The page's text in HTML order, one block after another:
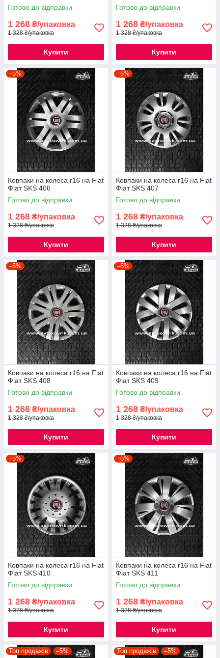
Готово до відправки
1 268 ₴/упаковка
1 328 ₴/упаковка
Купити
Готово до відправки
1 268 ₴/упаковка
1 328 ₴/упаковка
Купити
–5%
Ковпаки на колеса r16 на Fiat
Фіат SKS 406
Готово до відправки
1 268 ₴/упаковка
1 328 ₴/упаковка
Купити
–5%
Ковпаки на колеса r16 на Fiat
Фіат SKS 407
Готово до відправки
1 268 ₴/упаковка
1 328 ₴/упаковка
Купити
–5%
Ковпаки на колеса r16 на Fiat
Фіат SKS 408
Готово до відправки
1 268 ₴/упаковка
1 328 ₴/упаковка
Купити
–5%
Ковпаки на колеса r16 на Fiat
Фіат SKS 409
Готово до відправки
1 268 ₴/упаковка
1 328 ₴/упаковка
Купити
–5%
Ковпаки на колеса r16 на Fiat
Фіат SKS 410
Готово до відправки
1 268 ₴/упаковка
1 328 ₴/упаковка
Купити
–5%
Ковпаки на колеса r16 на Fiat
Фіат SKS 411
Готово до відправки
1 268 ₴/упаковка
1 328 ₴/упаковка
Купити
Топ продажів –5% Топ продажів –5%